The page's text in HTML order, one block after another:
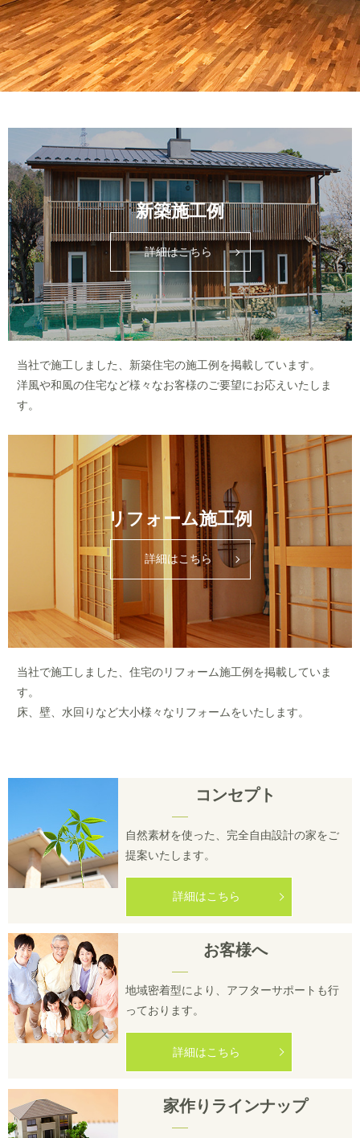
新築施工例
詳細はこちら
当社で施工しました、新築住宅の施工例を掲載しています。
洋風や和風の住宅など様々なお客様のご要望にお応えいたしま
す。
リフォーム施工例
詳細はこちら
当社で施工しました、住宅のリフォーム施工例を掲載していま
す。
床、壁、水回りなど大小様々なリフォームをいたします。
コンセプト
自然素材を使った、完全自由設計の家をご
提案いたします。
詳細はこちら
お客様へ
地域密着型により、アフターサポートも行
っております。
詳細はこちら
家作りラインナップ